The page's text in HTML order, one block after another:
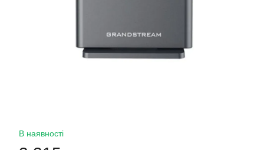
В наявності